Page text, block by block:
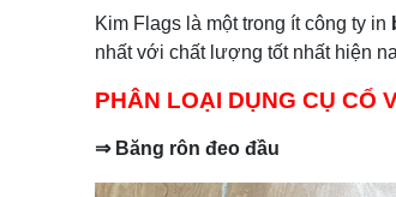
Kim Flags là một trong ít công ty in
nhất với chất lượng tốt nhất hiện
PHÂN LOẠI DỤNG CỤ CỔ
⇒Băng rôn đeo đầu